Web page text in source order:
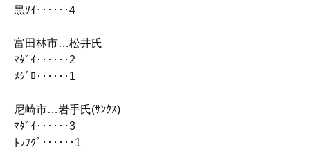
黒ｿｲ‥‥‥4
富田林市…松井氏
ﾏﾀﾞｲ‥‥‥2
ﾒｼﾞﾛ‥‥‥1
尼崎市…岩手氏(ｻﾝｸｽ)
ﾏﾀﾞｲ‥‥‥3
ﾄﾗﾌｸﾞ‥‥‥1